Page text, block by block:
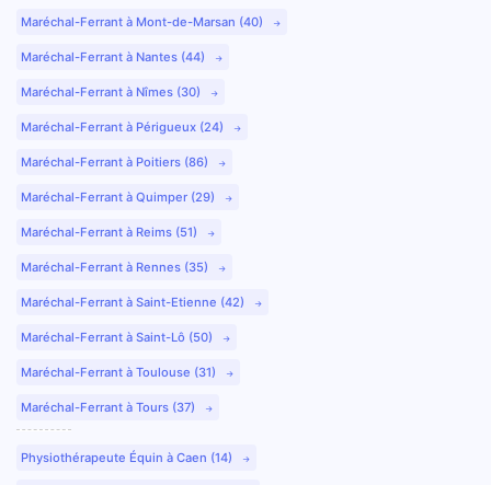
Maréchal-Ferrant à Mont-de-Marsan (40)
Maréchal-Ferrant à Nantes (44)
Maréchal-Ferrant à Nîmes (30)
Maréchal-Ferrant à Périgueux (24)
Maréchal-Ferrant à Poitiers (86)
Maréchal-Ferrant à Quimper (29)
Maréchal-Ferrant à Reims (51)
Maréchal-Ferrant à Rennes (35)
Maréchal-Ferrant à Saint-Etienne (42)
Maréchal-Ferrant à Saint-Lô (50)
Maréchal-Ferrant à Toulouse (31)
Maréchal-Ferrant à Tours (37)
Physiothérapeute Équin à Caen (14)